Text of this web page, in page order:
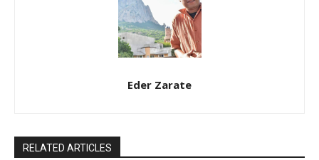
Eder Zarate
RELATED ARTICLES